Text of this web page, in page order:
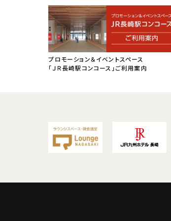
プロモーション＆イベントスペース
「ＪＲ長崎駅コンコース」ご利用案内